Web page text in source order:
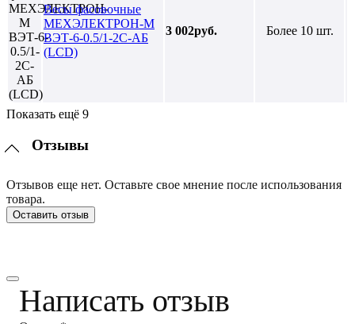
Весы фасовочные
МЕХЭЛЕКТРОН-М
ВЭТ-6-0.5/1-2С-АБ
(LCD)
3 002руб. Более 10 шт.
Показать ещё 9
Отзывы
Отзывов еще нет. Оставьте свое мнение после использования
товара.
Оставить отзыв
Написать отзыв